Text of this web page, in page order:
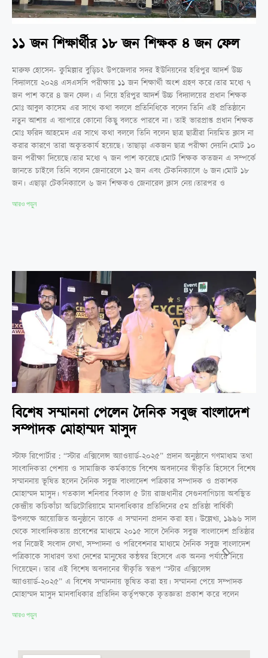
১১ জন শিক্ষার্থীর ১৮ জন শিক্ষক ৪ জন ফেল
মারুফ হোসেন- কুমিল্লার বুড়িচং উপজেলার সদর ইউনিয়নের হরিপুর আদর্শ উচ্চ
বিদ্যালয়ে ২০২৪ এসএসসি পরীক্ষায় ১১ জন শিক্ষার্থী অংশ গ্রহণ করে।তার মধ্যে ৭
জন পাশ করে ৪ জন ফেল। এ নিয়ে হরিপুর আদর্শ উচ্চ বিদ্যালয়ের প্রধান শিক্ষক
মোঃ আবুল কাসেম এর সাথে কথা বললে প্রতিনিধিকে বলেন তিনি এই প্রতিষ্ঠানে
নতুন আশায় এ ব্যাপারে কোনো কিছু বলতে পারবে না। তাই ভারপ্রাপ্ত প্রধান শিক্ষক
মোঃ ফরিদ আহমেদ এর সাথে কথা বললে তিনি বলেন ছাত্র ছাত্রীরা নিয়মিত ক্লাস না
করার কারণে তারা অকৃতকার্য হয়েছে। তাছাড়া একজন ছাত্র পরীক্ষা দেয়নি।মোট ১০
জন পরীক্ষা দিয়েছে।তার মধ্যে ৭ জন পাশ করেছে।মোট শিক্ষক কতজন এ সম্পর্কে
জানতে চাইলে তিনি বলেন জেনারেলে ১২ জন এবং টেকনিক্যালে ৬ জন।মোট ১৮
জন। এছাড়া টেকনিক্যালে ৬ জন শিক্ষকও জেনারেল ক্লাস নেয়।তারপর ও
আরও পড়ুন
বিশেষ সম্মাননা পেলেন দৈনিক সবুজ বাংলাদেশ
সম্পাদক মোহাম্মদ মাসুদ
স্টাফ রিপোর্টার : “স্টার এক্সিলেন্স অ্যাওয়ার্ড-২০২৫” প্রদান অনুষ্ঠানে গণমাধ্যম তথা
সাংবাদিকতা পেশায় ও সামাজিক কর্মকান্ডে বিশেষ অবদানের স্বীকৃতি হিসেবে বিশেষ
সম্মাননায় ভূষিত হলেন দৈনিক সবুজ বাংলাদেশ পত্রিকার সম্পাদক ও প্রকাশক
মোহাম্মদ মাসুদ। গতকাল শনিবার বিকাল ৫ টায় রাজধানীর সেগুনবাগিচায় অবস্থিত
কেন্দ্রীয় কচিকাঁচা অডিটোরিয়ামে মানবাধিকার প্রতিদিনের ৫ম প্রতিষ্ঠা বার্ষিকী
উপলক্ষে আয়োজিত অনুষ্ঠানে তাকে এ সম্মাননা প্রদান করা হয়। উল্লেখ্য, ১৯৯৬ সাল
থেকে সাংবাদিকতায় প্রবেশের মাধ্যমে ২০১৫ সালে দৈনিক সবুজ বাংলাদেশ প্রতিষ্ঠার
পর নিজেই সংবাদ লেখা, সম্পাদনা ও পরিবেশনার মাধ্যমে দৈনিক সবুজ বাংলাদেশ
পত্রিকাকে সাধারণ তথা দেশের মানুষের কন্ঠস্বর হিসেবে এক অনন্য পর্যায়ে নিয়ে
গিয়েছেন। তার এই বিশেষ অবদানের স্বীকৃতি স্বরূপ “স্টার এক্সিলেন্স
অ্যাওয়ার্ড-২০২৫” এ বিশেষ সম্মাননায় ভূষিত করা হয়। সম্মাননা পেয়ে সম্পাদক
মোহাম্মদ মাসুদ মানবাধিকার প্রতিদিন কর্তৃপক্ষকে কৃতজ্ঞতা প্রকাশ করে বলেন
আরও পড়ুন